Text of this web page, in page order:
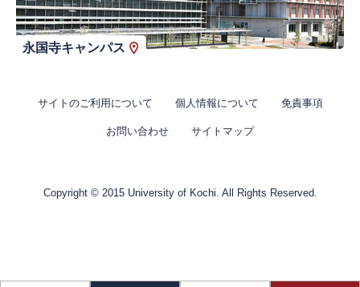
永国寺キャンパス
サイトのご利用について 個人情報について 免責事項
お問い合わせ サイトマップ
Copyright © 2015 University of Kochi. All Rights Reserved.